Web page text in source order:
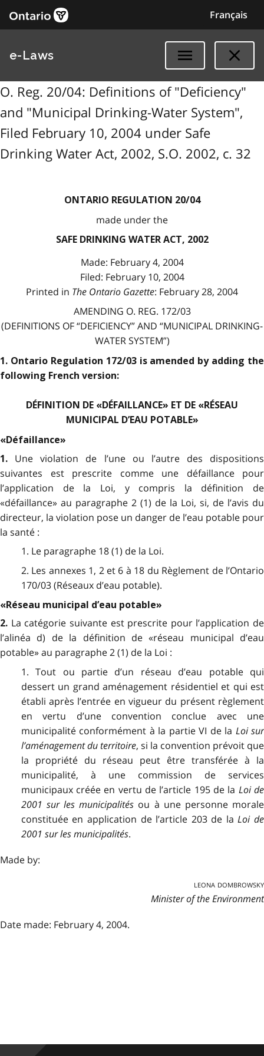
Français
e-Laws
O. Reg. 20/04: Definitions of "Deficiency"
and "Municipal Drinking-Water System",
Filed February 10, 2004 under Safe
Drinking Water Act, 2002, S.O. 2002, c. 32
ONTARIO REGULATION 20/04
made under the
SAFE DRINKING WATER ACT, 2002
Made: February 4, 2004
Filed: February 10, 2004
Printed in The Ontario Gazette: February 28, 2004
AMENDING O. REG. 172/03
(DEFINITIONS OF“DEFICIENCY” AND “MUNICIPAL DRINKING-
WATERSYSTEM”)
1. Ontario Regulation 172/03 is amended by adding the
following French version:
DÉFINITION DE «DÉFAILLANCE» ET DE «RÉSEAU
MUNICIPAL D’EAU POTABLE»
«Défaillance»
1. Une violation de l’une ou l’autre des dispositions
suivantes est prescrite comme une défaillance pour
l’application de la Loi, y compris la définition de
«défaillance» au paragraphe 2 (1) de la Loi, si, de l’avis du
directeur, la violation pose un danger de l’eau potable pour
la santé :
1. Le paragraphe 18 (1) de la Loi.
2. Les annexes 1, 2 et 6 à 18 du Règlement de l’Ontario
170/03 (Réseaux d’eau potable).
«Réseau municipal d’eau potable»
2. La catégorie suivante est prescrite pour l’application de
l’alinéa d) de la définition de «réseau municipal d’eau
potable» au paragraphe 2 (1) de la Loi :
1. Tout ou partie d’un réseau d’eau potable qui
dessert un grand aménagement résidentiel et qui est
établi après l’entrée en vigueur du présent règlement
en vertu d’une convention conclue avec une
municipalité conformément à la partie VI de la Loi sur
l’aménagement du territoire, si la convention prévoit que
la propriété du réseau peut être transférée à la
municipalité, à une commission de services
municipaux créée en vertu de l’article 195 de la Loi de
2001 sur les municipalités ou à une personne morale
constituée en application de l’article 203 de laLoi de
2001 sur les municipalités.
Made by:
leona dombrowsky
Minister of the Environment
Date made: February 4, 2004.